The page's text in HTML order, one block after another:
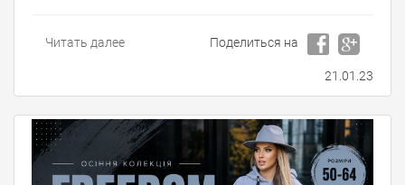
Читать далее Поделиться на
21.01.23